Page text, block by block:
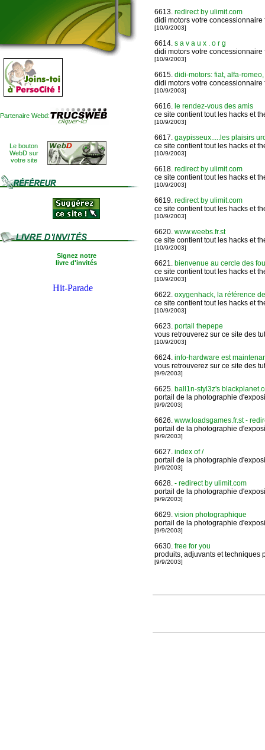
Partenaire Webd:
Le bouton
WebD sur
votre site
Signez notre
livre d'invités
6613. redirect by ulimit.com
didi motors votre
[10/9/2003]
6614. s a v a u x . o r g
didi motors votre
[10/9/2003]
6615. didi-motors: fiat, alfa-
didi motors votre
[10/9/2003]
6616. le rendez-vous des amis
ce site contient tout les hacks et
[10/9/2003]
6617. gaypisseux.....les plaisirs
ce site contient tout les hacks et
[10/9/2003]
6618. redirect by ulimit.com
ce site contient tout les hacks et
[10/9/2003]
6619. redirect by ulimit.com
ce site contient tout les hacks et
[10/9/2003]
6620. www.weebs.fr.st
ce site contient tout les hacks et
[10/9/2003]
6621. bienvenue au cercle des
ce site contient tout les hacks et
[10/9/2003]
6622. oxygenhack, la référence
ce site contient tout les hacks et
[10/9/2003]
6623. portail thepepe
vous retrouverez sur ce site des
[10/9/2003]
6624. info-hardware est
vous retrouverez sur ce site des
[9/9/2003]
6625. ball1n-styl3z's
portail de la photographie
[9/9/2003]
6626. www.loadsgames.fr.st -
portail de la photographie
[9/9/2003]
6627. index of /
portail de la photographie
[9/9/2003]
6628. - redirect by ulimit.com
portail de la photographie
[9/9/2003]
6629. vision photographique
portail de la photographie
[9/9/2003]
6630. free for you
produits, adjuvants et techniques
[9/9/2003]